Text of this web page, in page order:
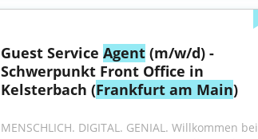
Guest Service Agent (m/w/d) -
Schwerpunkt Front Office in
Kelsterbach (Frankfurt am Main)
MENSCHLICH. DIGITAL. GENIAL. Willkommen bei